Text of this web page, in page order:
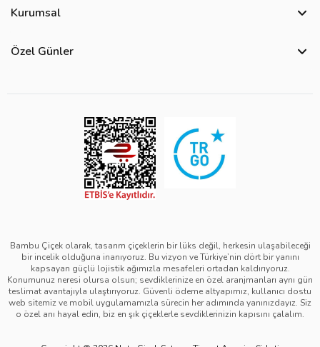
Site Haritası
Görsel Kontrol Süreci
Ürün Sıralama Kriterleri
Kurumsal
Mesafeli Satış Sözleşmesi
Kurumsal Müşterilerimiz
Özel Günler
Anneler Günü Çiçekleri
Kadınlar Günü Çiçekleri
Babalar Günü Çiçekleri
Öğretmenler Günü Çiçekleri
Bambu Çiçek olarak, tasarım çiçeklerin bir lüks değil, herkesin ulaşabileceği
bir incelik olduğuna inanıyoruz. Bu vizyon ve Türkiye’nin dört bir yanını
kapsayan güçlü lojistik ağımızla mesafeleri ortadan kaldırıyoruz.
Konumunuz neresi olursa olsun; sevdiklerinize en özel aranjmanları aynı gün
teslimat avantajıyla ulaştırıyoruz. Güvenli ödeme altyapımız, kullanıcı dostu
web sitemiz ve mobil uygulamamızla sürecin her adımında yanınızdayız. Siz
o özel anı hayal edin, biz en şık çiçeklerle sevdiklerinizin kapısını çalalım.